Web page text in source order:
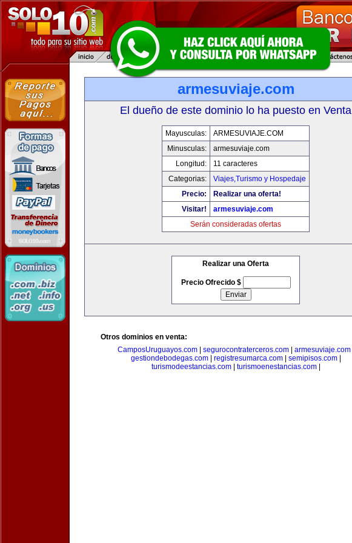
armesuviaje.com
El dueño de este dominio lo ha puesto en Venta
Mayusculas:
ARMESUVIAJE.COM
Minusculas:
armesuviaje.com
Longitud:
11 caracteres
Categorias:
Viajes,Turismo y Hospedaje
Precio:
Realizar una oferta!
Visitar!
armesuviaje.com
Serán consideradas ofertas
Realizar una Oferta
Precio Ofrecido $
Otros dominios en venta:
CamposUruguayos.com| segurocontraterceros.com| armesuviaje.com|
gestiondebodegas.com| registresumarca.com| semipisos.com|
turismodeestancias.com| turismoenestancias.com|